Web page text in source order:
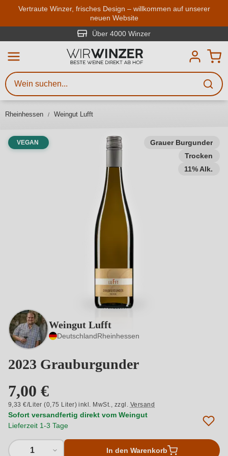
Zum Hauptinhalt springen
Vertraute Winzer, frisches Design – willkommen auf unserer
neuen Website
Über 4000 Winzer
Rheinhessen Weingut Lufft
Grauer Burgunder
Trocken
11% Alk.
VEGAN
Weingut Lufft
DeutschlandRheinhessen
2023 Grauburgunder
7,00 €
9,33 €/Liter (0,75 Liter) inkl. MwSt., zzgl. Versand
Sofort versandfertig direkt vom Weingut
Lieferzeit 1-3 Tage
1 In den Warenkorb
Weinsuche
Mindestens 3 Zeichen eingeben
Beschreiben Sie, welchen Wein
Sie suchen – ob nach Geschmack,
Region, Winzer oder anderen